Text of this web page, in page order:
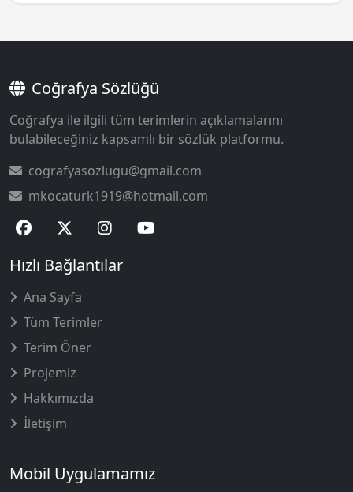
Coğrafya Sözlüğü
Coğrafya ile ilgili tüm terimlerin açıklamalarını
bulabileceğiniz kapsamlı bir sözlük platformu.
cografyasozlugu@gmail.com
mkocaturk1919@hotmail.com
Hızlı Bağlantılar
Ana Sayfa
Tüm Terimler
Terim Öner
Projemiz
Hakkımızda
İletişim
Mobil Uygulamamız